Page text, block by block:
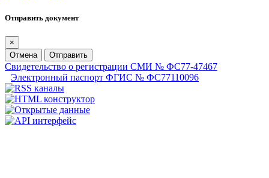
Отправить документ
×
Отмена
Отправить
Свидетельство о регистрации СМИ № ФС77-47467
Электронный паспорт ФГИС № ФС77110096